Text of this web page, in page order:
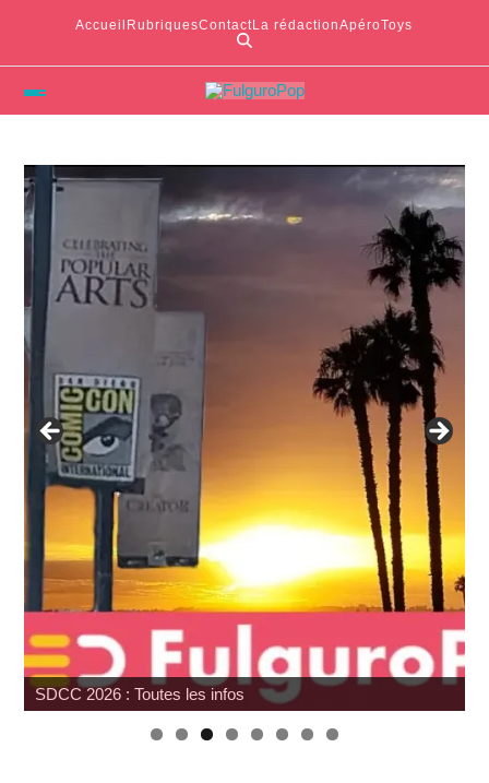
Accueil RubriquesContactLa rédactionApéroToys
SDCC 2026 : Toutes les infos